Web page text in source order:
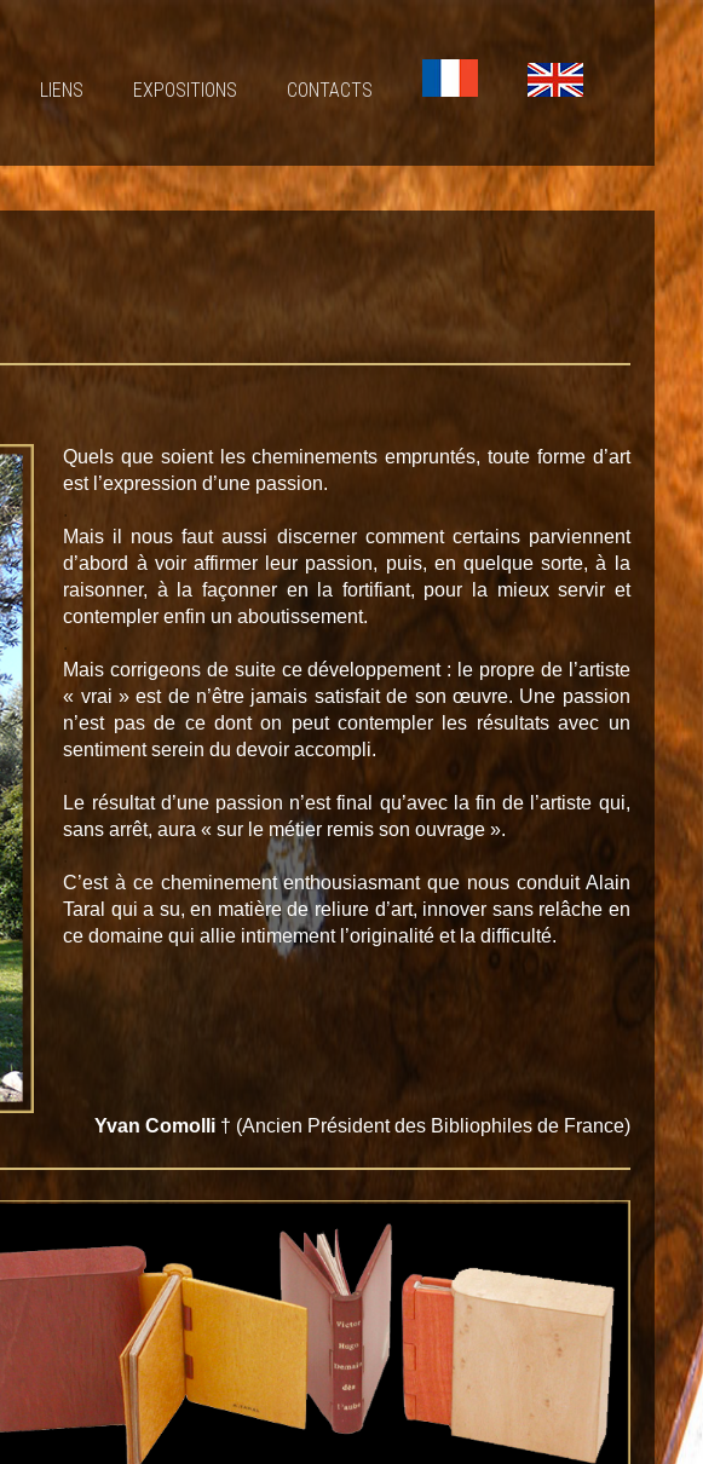
LIENS EXPOSITIONS CONTACTS
Quels que soient les cheminements empruntés, toute forme d’art
est l’expression d’une passion.
.
Mais il nous faut aussi discerner comment certains parviennent
d’abord à voir affirmer leur passion, puis, en quelque sorte, à la
raisonner, à la façonner en la fortifiant, pour la mieux servir et
contempler enfin un aboutissement.
.
Mais corrigeons de suite ce développement : le propre de l’artiste
« vrai » est de n’être jamais satisfait de son œuvre. Une passion
n’est pas de ce dont on peut contempler les résultats avec un
sentiment serein du devoir accompli.
Le résultat d’une passion n’est final qu’avec la fin de l’artiste qui,
sans arrêt, aura « sur le métier remis son ouvrage ».
C’est à ce cheminement enthousiasmant que nous conduit Alain
Taral qui a su, en matière de reliure d’art, innover sans relâche en
ce domaine qui allie intimement l’originalité et la difficulté.
Yvan Comolli † (Ancien Président des Bibliophiles de France)